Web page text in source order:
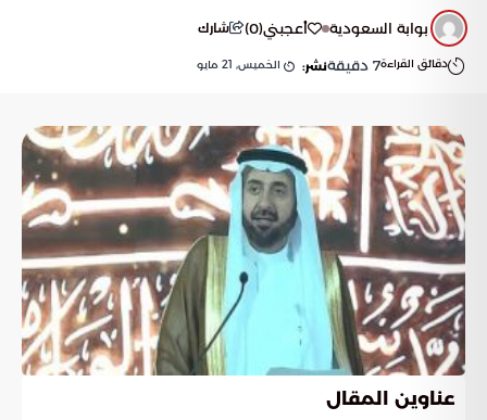
بوابة السعودية أعجبني(
0
) شارك
دقائق القراءة7 دقيقةنشر: الخميس, 21 مايو
عناوين المقال